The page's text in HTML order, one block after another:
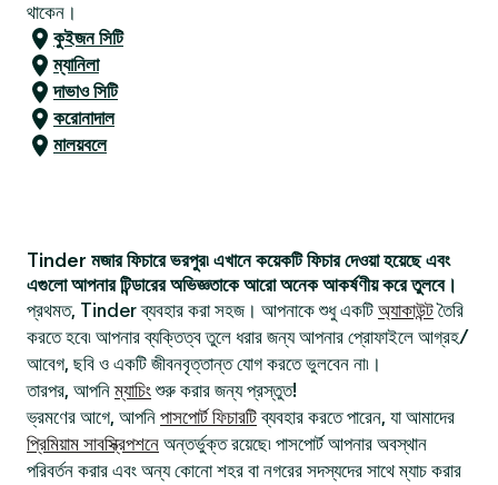
থাকেন।
কুইজন সিটি
ম্যানিলা
দাভাও সিটি
করোনাদাল
মালয়বলে
Tinder মজার ফিচারে ভরপুর৷ এখানে কয়েকটি ফিচার দেওয়া হয়েছে এবং
এগুলো আপনার টিন্ডারের অভিজ্ঞতাকে আরো অনেক আকর্ষণীয় করে তুলবে।
প্রথমত, Tinder ব্যবহার করা সহজ। আপনাকে শুধু একটি অ্যাকাউন্টতৈরি
করতে হবে৷ আপনার ব্যক্তিত্ব তুলে ধরার জন্য আপনার প্রোফাইলে আগ্রহ/
আবেগ, ছবি ও একটি জীবনবৃত্তান্ত যোগ করতে ভুলবেন না৷।
তারপর, আপনিম্যাচিং শুরু করার জন্য প্রস্তুত!
ভ্রমণের আগে, আপনি পাসপোর্ট ফিচারটিব্যবহার করতে পারেন, যা আমাদের
প্রিমিয়াম সাবস্ক্রিপশনে অন্তর্ভুক্ত রয়েছে৷ পাসপোর্ট আপনার অবস্থান
পরিবর্তন করার এবং অন্য কোনো শহর বা নগরের সদস্যদের সাথে ম্যাচ করার